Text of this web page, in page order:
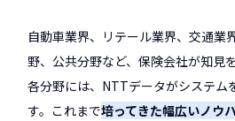
自動車業界、リテール業界、交通業
野、公共分野など、保険会社が知見
各分野には、NTTデータがシステム
す。これまで培ってきた幅広いノウ